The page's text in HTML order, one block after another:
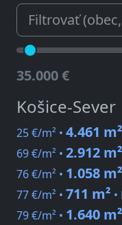
35.000 €
Košice-Sever
25 €/m² • 4.461 m²
69 €/m² • 2.912 m²
76 €/m² • 1.058 m²
77 €/m² • 711 m²
79 €/m² • 1.640 m²